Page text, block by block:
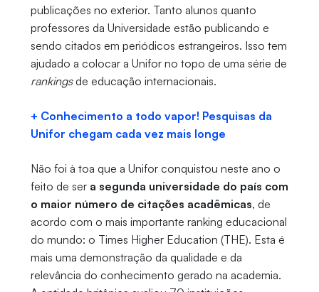
publicações no exterior. Tanto alunos quanto
professores da Universidade estão publicando e
sendo citados em periódicos estrangeiros. Isso tem
ajudado a colocar a Unifor no topo de uma série de
rankingsde educação internacionais.
+ Conhecimento a todo vapor! Pesquisas da
Unifor chegam cada vez mais longe
Não foi à toa que a Unifor conquistou neste ano o
feito de ser a segunda universidade do país com
o maior número de citações acadêmicas, de
acordo com o mais importante ranking educacional
do mundo: o Times Higher Education (THE). Esta é
mais uma demonstração da qualidade e da
relevância do conhecimento gerado na academia.